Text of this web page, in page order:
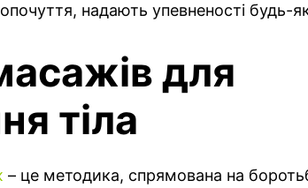
надають упевненості будь-
для
тіла
– це методика, спрямована на